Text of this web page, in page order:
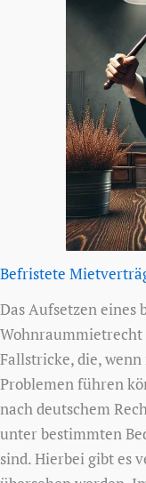
Befristete
Das Aufsetzen
Fallstricke, die,
Problemen führen
nach deutschem
unter bestimmten
sind. Hierbei gibt es